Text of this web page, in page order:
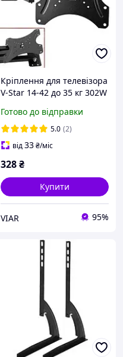
Кріплення для телевізора
V-Star 14-42 до 35 кг 302W
ТВ, з нахилом і поворотом
Готово до відправки
5.0 (2)
від33₴/міс
328₴
Купити
VIAR 95%